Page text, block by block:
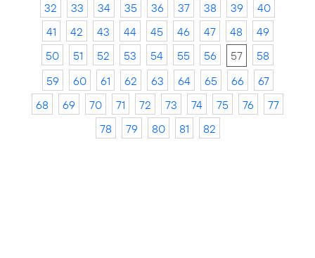
32
33 34 35 36 37 38 39
40
41
42 43 44 45 46 47 48
49
50
51 52 53 54 55 56 57
58
59
60 61 62 63 64 65 66
67
68
69 70 71 72 73 74 75 76
77
78
79 80 81 82